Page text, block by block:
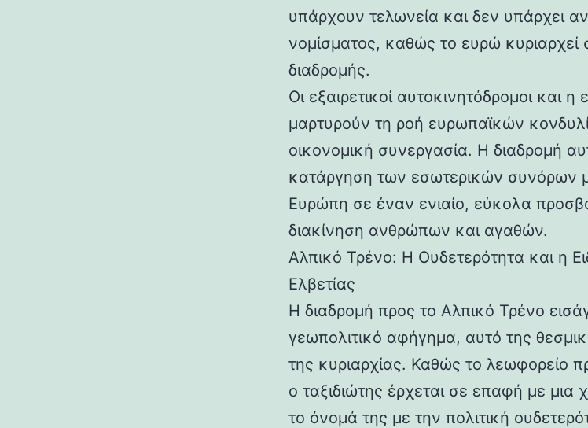
υπάρχουν τελωνεία και δεν υπάρχει
νομίσματος, καθώς το ευρώ κυριαρχεί
διαδρομής.
Οι εξαιρετικοί αυτοκινητόδρομοι και η
μαρτυρούν τη ροή ευρωπαϊκών
οικονομική συνεργασία. Η διαδρομή
κατάργηση των εσωτερικών συνόρων
Ευρώπη σε έναν ενιαίο, εύκολα
διακίνηση ανθρώπων και αγαθών.
Αλπικό Τρένο: Η Ουδετερότητα και η
Ελβετίας
Η διαδρομή προς το Αλπικό Τρένο
γεωπολιτικό αφήγημα, αυτό της
της κυριαρχίας. Καθώς το λεωφορείο
ο ταξιδιώτης έρχεται σε επαφή με μια
το όνομά της με την πολιτική